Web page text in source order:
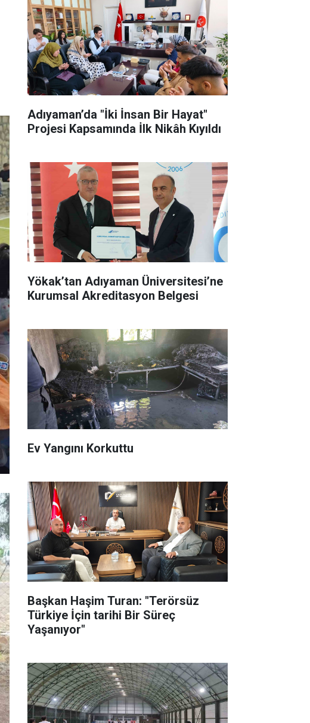
Adıyaman’da "İki İnsan Bir Hayat"
Projesi Kapsamında İlk Nikâh Kıyıldı
Yökak’tan Adıyaman Üniversitesi’ne
Kurumsal Akreditasyon Belgesi
Ev Yangını Korkuttu
Başkan Haşim Turan: "Terörsüz
Türkiye İçin tarihi Bir Süreç
Yaşanıyor"